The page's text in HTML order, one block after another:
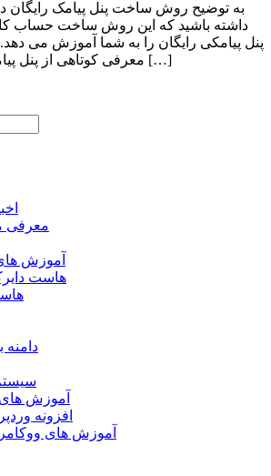
به توضیح روش ساخت پنل پیامک رایگان
داشته باشید که این روش ساخت حساب
پنل پیامکی رایگان را به شما آموزش می دهد.
معرفی کوتاهی از پنل پیامک و در نهایت نحوه ی […]
معرفی
آموزش
هاست
دامنه
آموزش
افزونه
آموزش های